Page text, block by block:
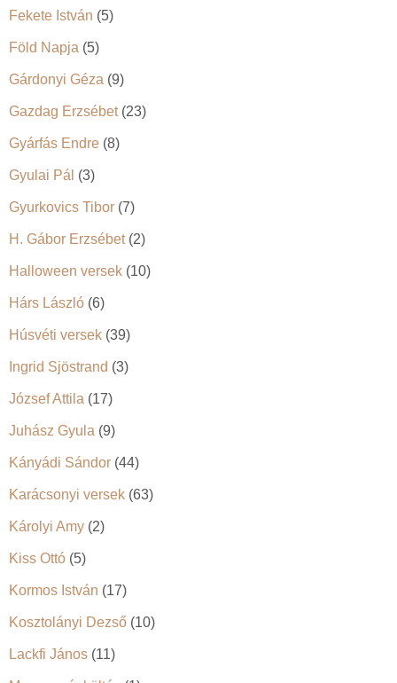
Fekete István (5)
Föld Napja (5)
Gárdonyi Géza (9)
Gazdag Erzsébet(23)
Gyárfás Endre (8)
Gyulai Pál (3)
Gyurkovics Tibor (7)
H. Gábor Erzsébet(2)
Halloween versek (10)
Hárs László (6)
Húsvéti versek (39)
Ingrid Sjöstrand (3)
József Attila (17)
Juhász Gyula (9)
Kányádi Sándor (44)
Karácsonyi versek (63)
Károlyi Amy (2)
Kiss Ottó (5)
Kormos István (17)
Kosztolányi Dezső (10)
Lackfi János (11)